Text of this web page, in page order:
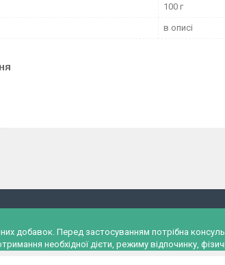
100 г
в описі
добавок. Перед застосуванням потрібна
необхідної дієти, режиму відпочинку,